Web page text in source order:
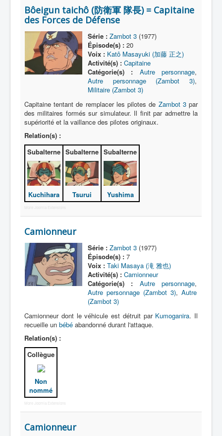
Gaizokk
Autres
Enfant
Militaire
Parent
Policier
Politicien
Vieillard
Autre
Bôeigun taichô (防衛軍 隊長) = Capitaine
des Forces de Défense
Série : Zambot 3(1977)
Épisode(s) :20
Voix : Katô Masayuki (加藤 正之)
Activité(s) : Capitaine
Catégorie(s) :
Autre personnage,
Autre personnage (Zambot 3),
Militaire (Zambot 3)
Capitaine tentant de remplacer les pilotes de Zambot 3par
des militaires formés sur simulateur. Il finit par admettre la
supériorité et la vaillance des pilotes originaux.
Relation(s) :
Subalterne
Kuchihara
Subalterne
Tsurui
Subalterne
Yushima
More Joomla Extensions
Camionneur
Série : Zambot 3(1977)
Épisode(s) :7
Voix : Taki Masaya (滝 雅也)
Activité(s) : Camionneur
Catégorie(s) :
Autre personnage,
Autre personnage (Zambot 3), Autre
(Zambot 3)
Camionneur dont le véhicule est détruit par Kumoganira. Il
recueille un bébé abandonné durant l'attaque.
Relation(s) :
Collègue
Non
nommé
More Joomla Extensions
Camionneur